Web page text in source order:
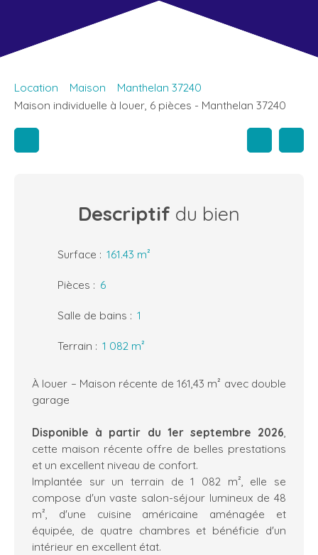
Location Maison
Manthelan 37240
Maison individuelle à louer, 6 pièces - Manthelan 37240
Descriptif du bien
Surface : 161.43 m²
Pièces : 6
Salle de bains : 1
Terrain : 1 082 m²
À louer – Maison récente de 161,43 m² avec double
garage
Disponible à partir du 1er septembre 2026
cette maison récente offre de belles prestations
et un excellent niveau de confort.
Implantée sur un terrain de 1 082 m², elle se
compose d'un vaste salon-séjour lumineux de 48
m², d'une cuisine américaine aménagée et
équipée, de quatre chambres et bénéficie d'un
intérieur en excellent état.